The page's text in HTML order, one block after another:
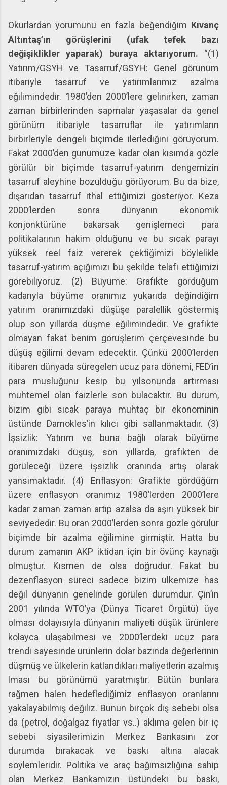
Okurlardan yorumunu en fazla beğendiğim Kıvanç
Altıntaş’ın görüşlerini (ufak tefek bazı
değişiklikler yaparak) buraya aktarıyorum. “(1)
Yatırım/GSYH ve Tasarruf/GSYH: Genel görünüm
itibariyle tasarruf ve yatırımlarımız azalma
eğilimindedir. 1980’den 2000’lere gelinirken, zaman
zaman birbirlerinden sapmalar yaşasalar da genel
görünüm itibariyle tasarruflar ile yatırımların
birbirleriyle dengeli biçimde ilerlediğini görüyorum.
Fakat 2000’den günümüze kadar olan kısımda gözle
görülür bir biçimde tasarruf-yatırım dengemizin
tasarruf aleyhine bozulduğu görüyorum. Bu da bize,
dışarıdan tasarruf ithal ettiğimizi gösteriyor. Keza
2000’lerden sonra dünyanın ekonomik
konjonktürüne bakarsak genişlemeci para
politikalarının hakim olduğunu ve bu sıcak parayı
yüksek reel faiz vererek çektiğimizi böylelikle
tasarruf-yatırım açığımızı bu şekilde telafi ettiğimizi
görebiliyoruz. (2) Büyüme: Grafikte gördüğüm
kadarıyla büyüme oranımız yukarıda değindiğim
yatırım oranımızdaki düşüşe paralellik göstermiş
olup son yıllarda düşme eğilimindedir. Ve grafikte
olmayan fakat benim görüşlerim çerçevesinde bu
düşüş eğilimi devam edecektir. Çünkü 2000’lerden
itibaren dünyada süregelen ucuz para dönemi, FED’in
para musluğunu kesip bu yılsonunda artırması
muhtemel olan faizlerle son bulacaktır. Bu durum,
bizim gibi sıcak paraya muhtaç bir ekonominin
üstünde Damokles’in kılıcı gibi sallanmaktadır. (3)
İşsizlik: Yatırım ve buna bağlı olarak büyüme
oranımızdaki düşüş, son yıllarda, grafikten de
görüleceği üzere işsizlik oranında artış olarak
yansımaktadır. (4) Enflasyon: Grafikte gördüğüm
üzere enflasyon oranımız 1980’lerden 2000’lere
kadar zaman zaman artıp azalsa da aşırı yüksek bir
seviyededir. Bu oran 2000’lerden sonra gözle görülür
biçimde bir azalma eğilimine girmiştir. Hatta bu
durum zamanın AKP iktidarı için bir övünç kaynağı
olmuştur. Kısmen de olsa doğrudur. Fakat bu
dezenflasyon süreci sadece bizim ülkemize has
değil dünyanın genelinde görülen durumdur. Çin’in
2001 yılında WTO’ya (Dünya Ticaret Örgütü) üye
olması dolayısıyla dünyanın maliyeti düşük ürünlere
kolayca ulaşabilmesi ve 2000’lerdeki ucuz para
trendi sayesinde ürünlerin dolar bazında değerlerinin
düşmüş ve ülkelerin katlandıkları maliyetlerin azalmış
lması bu görünümü yaratmıştır. Bütün bunlara
rağmen halen hedeflediğimiz enflasyon oranlarını
yakalayabilmiş değiliz. Bunun birçok dış sebebi olsa
da (petrol, doğalgaz fiyatlar vs..) aklıma gelen bir iç
sebebi siyasilerimizin Merkez Bankasını zor
durumda bırakacak ve baskı altına alacak
söylemleridir. Politika ve araç bağımsızlığına sahip
olan Merkez Bankamızın üstündeki bu baskı,